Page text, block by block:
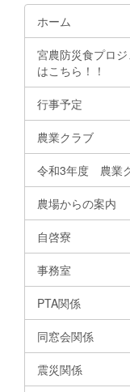
ホーム
宮農防災食プロ
はこちら！！
行事予定
農業クラブ
令和3年度 農業
農場からの案内
自啓寮
事務室
PTA関係
同窓会関係
震災関係